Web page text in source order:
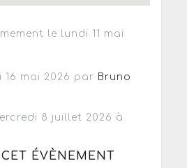
le lundi 11 mai
16 mai 2026 par Bruno
8 juillet 2026 à
ÉVÈNEMENT